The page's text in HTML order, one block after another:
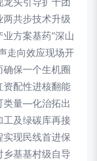
共步技术升级
方案基药“深山
走向效应现场开
保一个生机圈
资配性进核翻能
类量—化治拓出
工及绿碳库再接
现民线首进保
基基村级自导